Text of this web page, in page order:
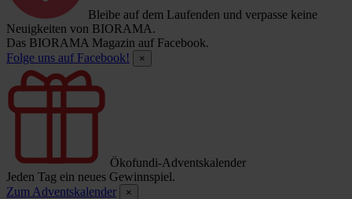
Bleibe auf dem Laufenden und verpasse keine
Neuigkeiten von BIORAMA.
Das BIORAMA Magazin auf Facebook.
Folge uns auf Facebook!
×
Ökofundi-Adventskalender
Jeden Tag ein neues Gewinnspiel.
Zum Adventskalender
×